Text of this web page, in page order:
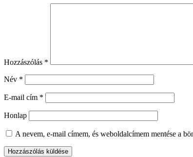
Hozzászólás *
Név *
E-mail cím *
Honlap
A nevem, e-mail címem, és weboldalcímem mentése a